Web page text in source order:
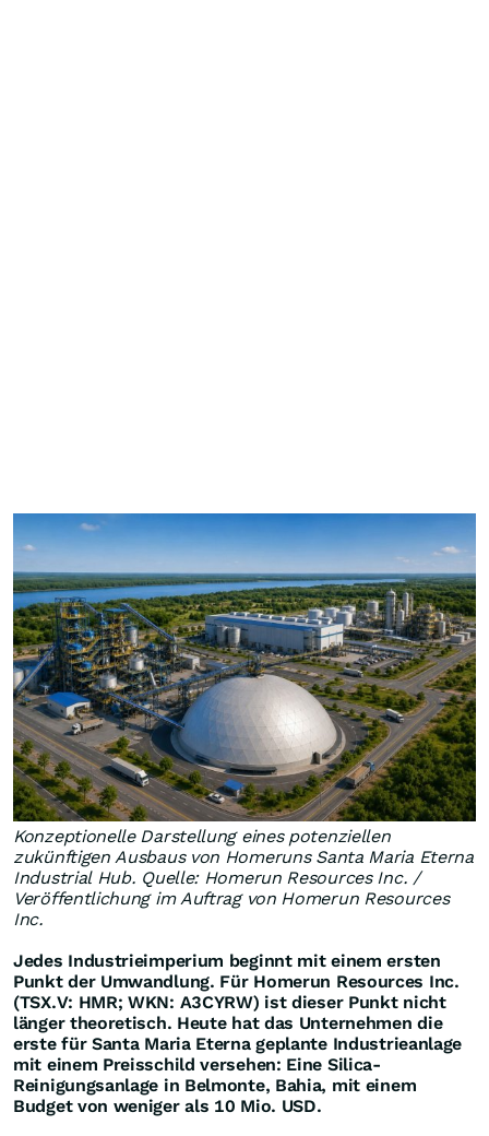
Konzeptionelle Darstellung eines potenziellen
zukünftigen Ausbaus von Homeruns Santa Maria Eterna
Industrial Hub. Quelle: Homerun Resources Inc. /
Veröffentlichung im Auftrag von Homerun Resources
Inc.
Jedes Industrieimperium beginnt mit einem ersten
Punkt der Umwandlung. Für Homerun Resources Inc.
(TSX.V: HMR; WKN: A3CYRW) ist dieser Punkt nicht
länger theoretisch. Heute hat das Unternehmen die
erste für Santa Maria Eterna geplante Industrieanlage
mit einem Preisschild versehen: Eine Silica-
Reinigungsanlage in Belmonte, Bahia, mit einem
Budget von weniger als 10 Mio. USD.